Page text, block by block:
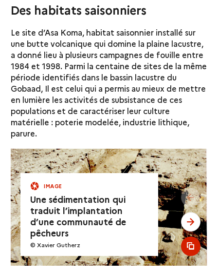
Des habitats saisonniers
Le site d’Asa Koma, habitat saisonnier installé sur
une butte volcanique qui domine la plaine lacustre,
a donné lieu à plusieurs campagnes de fouille entre
1984 et 1998. Parmi la centaine de sites de la même
période identifiés dans le bassin lacustre du
Gobaad, Il est celui qui a permis au mieux de mettre
en lumière les activités de subsistance de ces
populations et de caractériser leur culture
matérielle : poterie modelée, industrie lithique,
parure.
IMAGE
Une sédimentation qui
traduit l’implantation
d’une communauté de
pêcheurs
© Xavier Gutherz
see
see
see